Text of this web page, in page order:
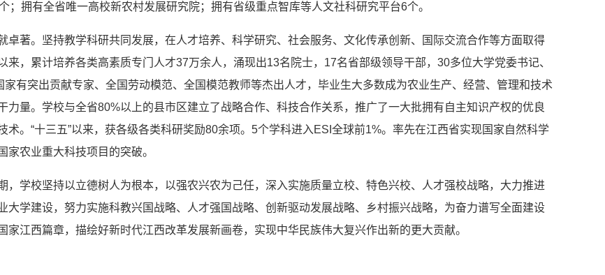
；拥有全省唯一高校新农村发展研究院；拥有省级重点智库等人文社科研究平台6个。
卓著。坚持教学科研共同发展，在人才培养、科学研究、社会服务、文化传承创新、国际交流合作等方面取得
来，累计培养各类高素质专门人才37万余人，涌现出13名院士，17名省部级领导干部，30多位大学党委书记、
家有突出贡献专家、全国劳动模范、全国模范教师等杰出人才，毕业生大多数成为农业生产、经营、管理和技术
力量。学校与全省80%以上的县市区建立了战略合作、科技合作关系，推广了一大批拥有自主知识产权的优良
术。“十三五”以来，获各级各类科研奖励80余项。5个学科进入ESI全球前1%。率先在江西省实现国家自然科学
家农业重大科技项目的突破。
，学校坚持以立德树人为根本，以强农兴农为己任，深入实施质量立校、特色兴校、人才强校战略，大力推进
大学建设，努力实施科教兴国战略、人才强国战略、创新驱动发展战略、乡村振兴战略，为奋力谱写全面建设
家江西篇章，描绘好新时代江西改革发展新画卷，实现中华民族伟大复兴作出新的更大贡献。